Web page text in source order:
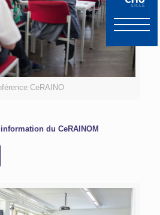
CeRAINO
du CeRAINOM